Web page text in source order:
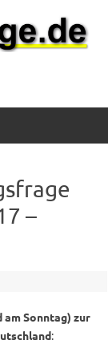
–
am Sonntag) zur
: